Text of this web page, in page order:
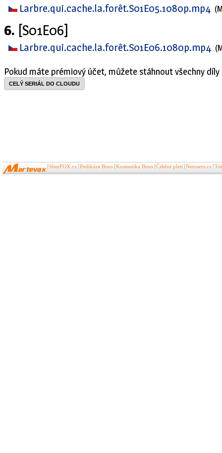
Larbre.qui.cache.la.forêt.S01E05.1080p.mp4
6. [S01E06]
Larbre.qui.cache.la.forêt.S01E06.1080p.mp4
Pokud máte prémiový účet, můžete stáhnout všechny díly
CELÝ SERIÁL DO CLOUDU
SlimFOX.cz Pedikúra Brno Kosmetika Brno Čištění pleti Netusers.cz